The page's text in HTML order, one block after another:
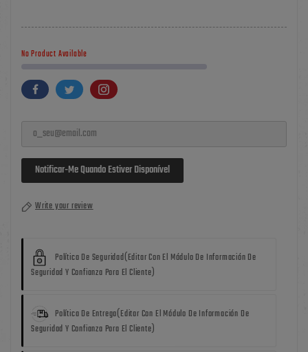
No Product Available
Notificar-Me Quando Estiver Disponível
Write your review
Política De Seguridad(editar Con El Módulo De Información De
Seguridad Y Confianza Para El Cliente)
Política De Entrega(editar Con El Módulo De Información De
Seguridad Y Confianza Para El Cliente)